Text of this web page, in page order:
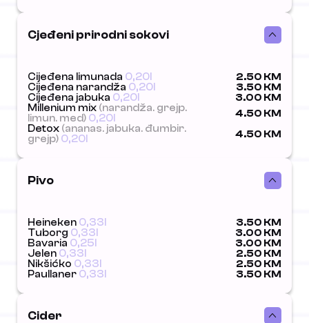
Cjeđeni prirodni sokovi
Cijeđena limunada 0,20l
2.50 KM
Cijeđena narandža 0,20l
3.50 KM
Cijeđena jabuka 0,20l
3.00 KM
Millenium mix (narandža. grejp.
limun. med) 0,20l
4.50 KM
Detox (ananas. jabuka. đumbir.
grejp) 0,20l 4.50 KM
Pivo
Heineken 0,33l
3.50 KM
Tuborg 0,33l
3.00 KM
Bavaria 0,25l
3.00 KM
Jelen 0,33l
2.50 KM
Nikšićko 0,33l
2.50 KM
Paullaner 0,33l 3.50 KM
Cider